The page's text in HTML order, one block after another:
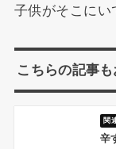
子供がそこにい
こちらの記事
辛